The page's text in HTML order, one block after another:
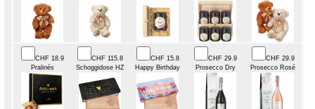
CHF 18.9
Pralinés
CHF 115.8
Schoggidose HZ
CHF 15.8
Happy Birthday
CHF 29.9
Prosecco Dry
CHF 29.9
Prosecco Rosé